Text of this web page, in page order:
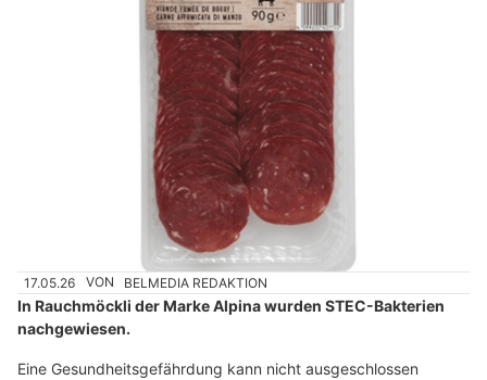
17.05.26 VON BELMEDIA REDAKTION
In Rauchmöckli der Marke Alpina wurden STEC-Bakterien
nachgewiesen.
Eine Gesundheitsgefährdung kann nicht ausgeschlossen